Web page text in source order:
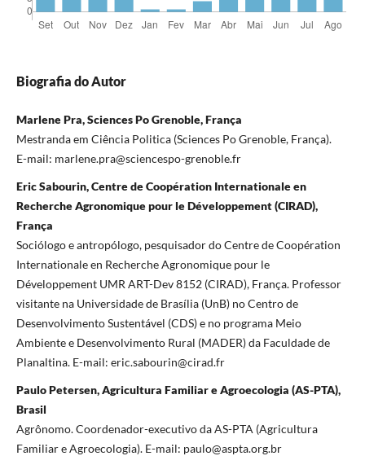
Biografia do Autor
Marlene Pra, Sciences Po Grenoble, França
Mestranda em Ciência Politica (Sciences Po Grenoble, França).
E-mail: marlene.pra@sciencespo-grenoble.fr
Eric Sabourin, Centre de Coopération Internationale en
Recherche Agronomique pour le Développement (CIRAD),
França
Sociólogo e antropólogo, pesquisador do Centre de Coopération
Internationale en Recherche Agronomique pour le
Développement UMR ART-Dev 8152 (CIRAD), França. Professor
visitante na Universidade de Brasília (UnB) no Centro de
Desenvolvimento Sustentável (CDS) e no programa Meio
Ambiente e Desenvolvimento Rural (MADER) da Faculdade de
Planaltina. E-mail: eric.sabourin@cirad.fr
Paulo Petersen, Agricultura Familiar e Agroecologia (AS-PTA),
Brasil
Agrônomo. Coordenador-executivo da AS-PTA (Agricultura
Familiar e Agroecologia). E-mail: paulo@aspta.org.br